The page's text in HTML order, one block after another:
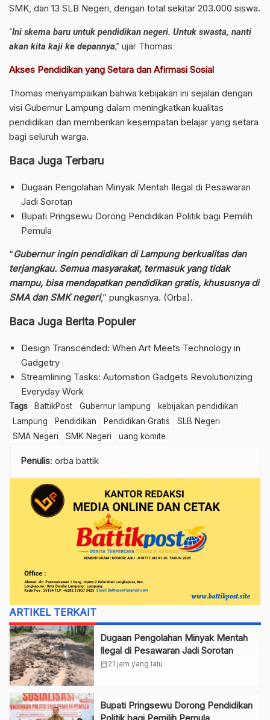
SMK, dan 13 SLB Negeri, dengan total sekitar 203.000 siswa.
“Ini skema baru untuk pendidikan negeri. Untuk swasta, nanti
akan kita kaji ke depannya,” ujar Thomas.
Akses Pendidikan yang Setara dan Afirmasi Sosial
Thomas menyampaikan bahwa kebijakan ini sejalan dengan
visi Gubernur Lampung dalam meningkatkan kualitas
pendidikan dan memberikan kesempatan belajar yang setara
bagi seluruh warga.
Baca Juga Terbaru
Dugaan Pengolahan Minyak Mentah Ilegal di Pesawaran
Jadi Sorotan
Bupati Pringsewu Dorong Pendidikan Politik bagi Pemilih
Pemula
“Gubernur ingin pendidikan di Lampung berkualitas dan
terjangkau. Semua masyarakat, termasuk yang tidak
mampu, bisa mendapatkan pendidikan gratis, khususnya di
SMA dan SMK negeri,” pungkasnya. (Orba).
Baca Juga Berita Populer
Design Transcended: When Art Meets Technology in
Gadgetry
Streamlining Tasks: Automation Gadgets Revolutionizing
Everyday Work
Tags BattikPost Gubernur lampung
kebijakan pendidikan
Lampung
Pendidikan Pendidikan Gratis
SLB Negeri
SMA Negeri
SMK Negeri uang komite
Penulis: orba battik
ARTIKEL TERKAIT
Dugaan Pengolahan Minyak Mentah
Ilegal di Pesawaran Jadi Sorotan
calendar_month21 jam yang lalu
Bupati Pringsewu Dorong Pendidikan